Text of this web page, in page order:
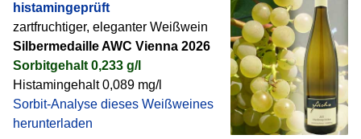
histamingeprüft
zartfruchtiger, eleganter Weißwein
Silbermedaille AWC Vienna 2026
Sorbitgehalt 0,233 g/l
Histamingehalt 0,089 mg/l
Sorbit-Analyse dieses Weißweines
herunterladen